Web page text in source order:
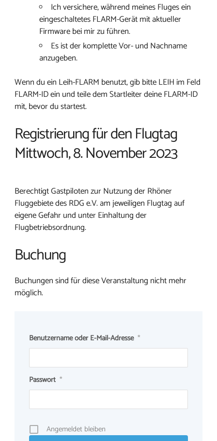
Ich versichere, während meines Fluges ein
eingeschaltetes FLARM-Gerät mit aktueller
Firmware bei mir zu führen.
Es ist der komplette Vor- und Nachname
anzugeben.
Wenn du ein Leih-FLARM benutzt, gib bitte LEIH im Feld
FLARM-ID ein und teile dem Startleiter deine FLARM-ID
mit, bevor du startest.
Registrierung für den Flugtag
Mittwoch, 8. November 2023
Berechtigt Gastpiloten zur Nutzung der Rhöner
Fluggebiete des RDG e.V. am jeweiligen Flugtag auf
eigene Gefahr und unter Einhaltung der
Flugbetriebsordnung.
Buchung
Buchungen sind für diese Veranstaltung nicht mehr
möglich.
Benutzername oder E-Mail-Adresse *
Passwort *
Angemeldet bleiben